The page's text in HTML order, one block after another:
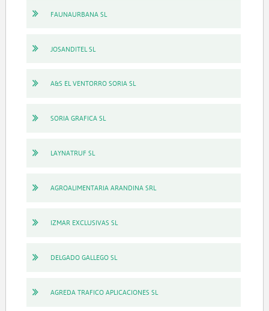
FAUNAURBANA SL
JOSANDITEL SL
A&S EL VENTORRO SORIA SL
SORIA GRAFICA SL
LAYNATRUF SL
AGROALIMENTARIA ARANDINA SRL
IZMAR EXCLUSIVAS SL
DELGADO GALLEGO SL
AGREDA TRAFICO APLICACIONES SL